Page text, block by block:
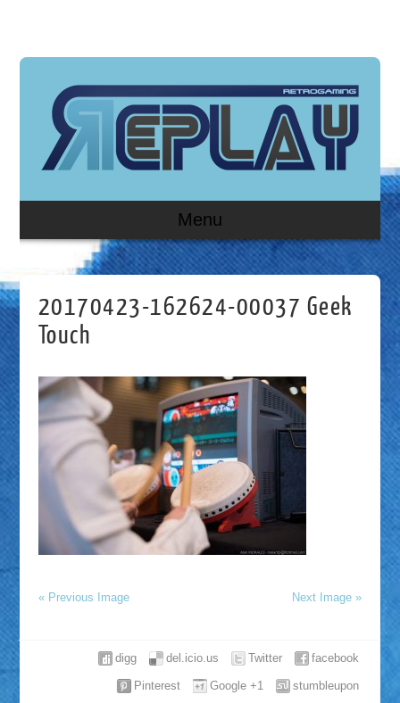
Menu
20170423-162624-00037 Geek
Touch
« Previous Image Next Image »
facebook
Twitter
del.icio.us
digg
stumbleupon
Google +1
Pinterest